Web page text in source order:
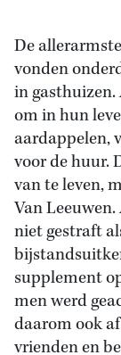
De
vonden
in gasthuizen.
om in hun
aardappelen,
voor de huur.
van te leven,
Van
niet gestraft
supplement
men werd
daarom ook
vrienden en